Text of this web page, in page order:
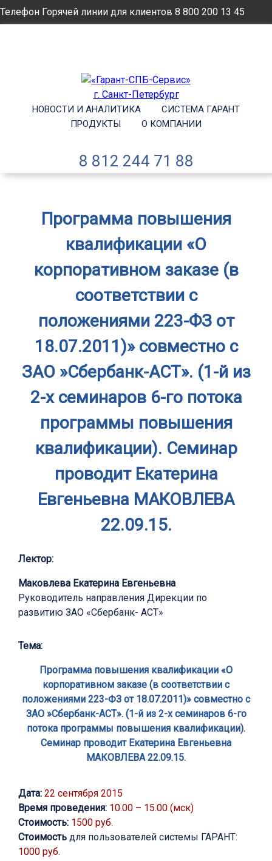
Телефон Горячей линии для клиентов 8 800 200 13 45
НОВОСТИ И АНАЛИТИКА
СИСТЕМА ГАРАНТ
ПРОДУКТЫ
О КОМПАНИИ
8 812 244 71 88
Программа повышения
квалификации «О
корпоративном заказе (в
соответствии с
положениями 223-ФЗ от
18.07.2011)» совместно с
ЗАО »Сбербанк-АСТ». (1-й из
2-х семинаров 6-го потока
программы повышения
квалификации). Семинар
проводит Екатерина
Евгеньевна МАКОВЛЕВА
22.09.15.
Лектор:
Маковлева Екатерина Евгеньевна
Руководитель направления Дирекции по
развитию ЗАО «Сбербанк- АСТ»
Тема:
Программа повышения квалификации «О
корпоративном заказе (в соответствии с
положениями 223-ФЗ от 18.07.2011)» совместно с
ЗАО »Сбербанк-АСТ». (1-й из 2-х семинаров 6-го
потока программы повышения квалификации).
Семинар проводит Екатерина Евгеньевна
МАКОВЛЕВА 22.09.15.
Дата: 22 сентября 2015
Время проведения: 10.00 – 15.00 (мск)
Стоимость: 1500 руб.
Стоимость для пользователей системы ГАРАНТ:
1000 руб.